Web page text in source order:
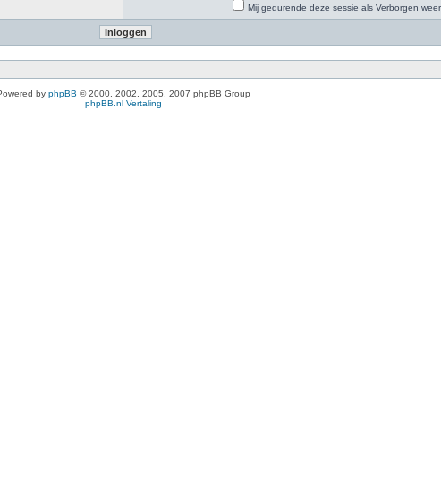
Mij gedurende deze sessie als Verborgen
by phpBB © 2000, 2002, 2005, 2007 phpBB Group
phpBB.nl Vertaling